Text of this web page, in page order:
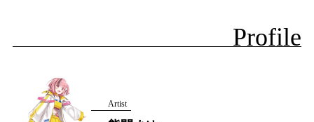
Profile
Artist